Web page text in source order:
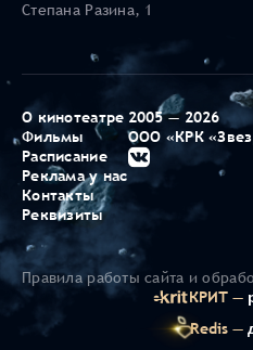
Степана Разина, 1
О кинотеатре
Фильмы
Расписание
Реклама у нас
Контакты
Реквизиты
2005 — 2026
ООО «КРК
Правила работы сайта и
КРИТ —
Redis —